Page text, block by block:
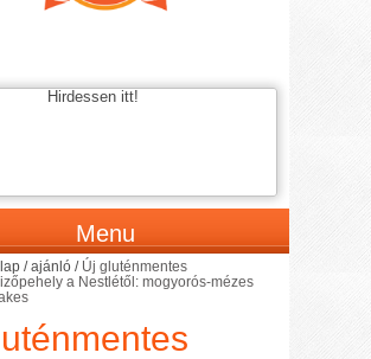
Hirdessen itt!
Menu
/ajánló / Új gluténmentes
a Nestlétől: mogyorós-mézes